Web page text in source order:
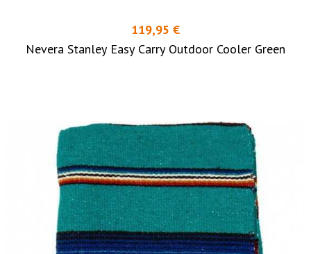
119,95 €
Nevera Stanley Easy Carry Outdoor Cooler Green